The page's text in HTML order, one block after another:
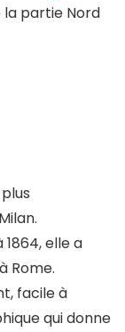
la partie Nord
1864, elle a
Rome.
facile à
qui donne